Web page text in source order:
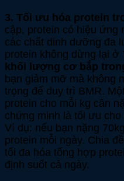
3. Tối ưu hóa protein
cập, protein có hiệu ứng
các chất dinh dưỡng đa
protein không dừng lại ở
khối lượng cơ bắp
bạn giảm mỡ mà không
trọng để duy trì BMR.
protein cho mỗi kg cân
chứng minh là tối ưu
Ví dụ: nếu bạn nặng
protein mỗi ngày. Chia
tối đa hóa tổng hợp
định suốt cả ngày.